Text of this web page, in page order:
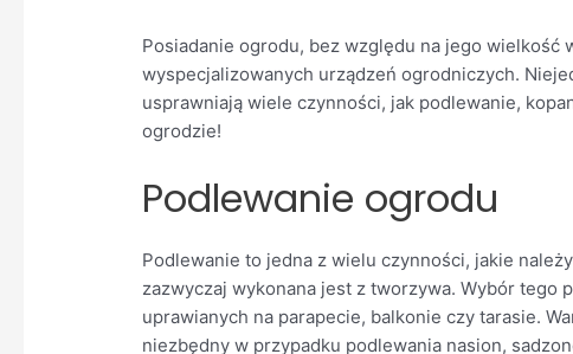
Posiadanie ogrodu, bez względu na jego wielkość
wyspecjalizowanych urządzeń ogrodniczych.
usprawniają wiele czynności, jak podlewanie,
ogrodzie!
Podlewanie ogrodu
Podlewanie to jedna z wielu czynności, jakie
zazwyczaj wykonana jest z tworzywa. Wybór
uprawianych na parapecie, balkonie czy tarasie.
niezbędny w przypadku podlewania nasion,